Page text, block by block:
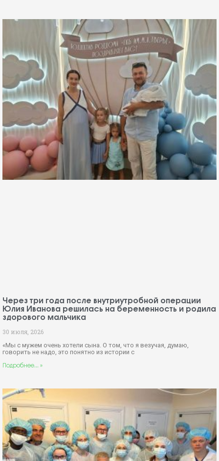
Через три года после внутриутробной операции
Юлия Иванова решилась на беременность и родила
здорового мальчика
30 июля, 2026
«Мы с мужем очень хотели сына. О том, что я везучая, думаю,
говорить не надо, это понятно из истории с
Подробнее... »